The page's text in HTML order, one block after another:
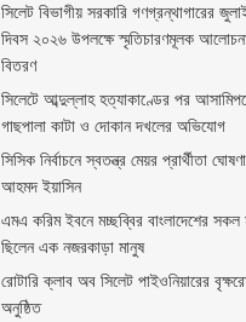
সিলেট বিভাগীয় সরকারি গণগ্রন্থাগারের
দিবস ২০২৬ উপলক্ষে স্মৃতিচারণমূলক
বিতরণ ‎ ‎
সিলেটে আব্দুল্লাহ হত্যাকাণ্ডের পর
গাছপালা কাটা ও দোকান দখলের অভিযোগ
সিসিক নির্বাচনে স্বতন্ত্র মেয়র প্রার্থীতা
আহমদ ইয়াসিন
এমএ করিম ইবনে মচ্ছব্বির বাংলাদেশের সকল
ছিলেন এক নজরকাড়া মানুষ ‎
রোটারি ক্লাব অব সিলেট পাইওনিয়ারের
অনুষ্ঠিত